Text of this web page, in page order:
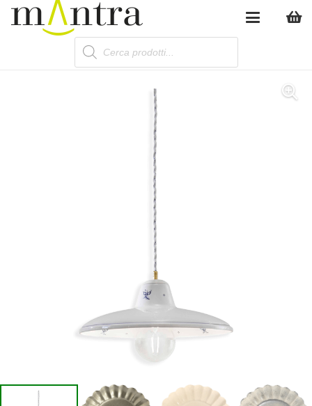
Products
search